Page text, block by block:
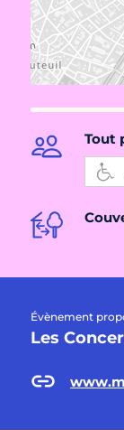
Tout
Évènement
Les